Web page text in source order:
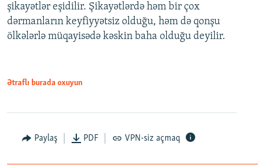
şikayətlər eşidilir. Şikayətlərdə həm bir çox
dərmanların keyfiyyətsiz olduğu, həm də qonşu
ölkələrlə müqayisədə kəskin baha olduğu deyilir.
Ətraflı burada oxuyun
Paylaş PDF VPN-siz açmaq